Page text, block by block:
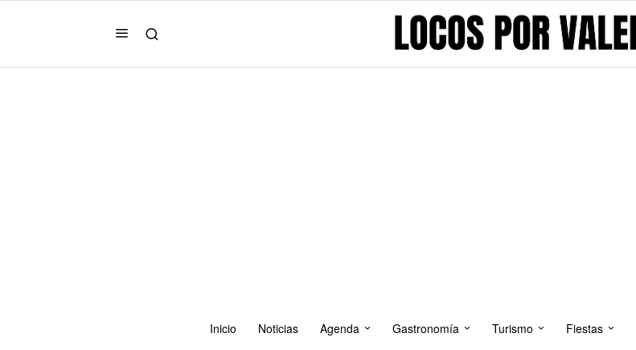
Inicio Noticias Agenda Gastronomía Turismo Fiestas